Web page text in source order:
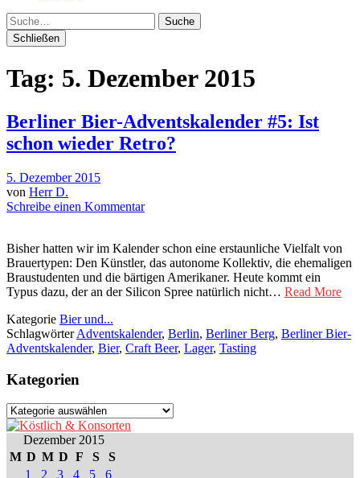
Suche
Schließen
Tag: 5. Dezember 2015
Berliner Bier-Adventskalender #5: Ist
schon wieder Retro?
5. Dezember 2015
von Herr D.
Schreibe einen Kommentar
Bisher hatten wir im Kalender schon eine erstaunliche Vielfalt von
Brauertypen: Den Künstler, das autonome Kollektiv, die ehemaligen
Braustudenten und die bärtigen Amerikaner. Heute kommt ein
Typus dazu, der an der Silicon Spree natürlich nicht… Read More
Kategorie Bier und...
SchlagwörterAdventskalender, Berlin, Berliner Berg, Berliner Bier-
Adventskalender, Bier, Craft Beer, Lager, Tasting
Kategorien
Kategorien
Dezember 2015
M D M D F S
S
1
2 3 4 5 6